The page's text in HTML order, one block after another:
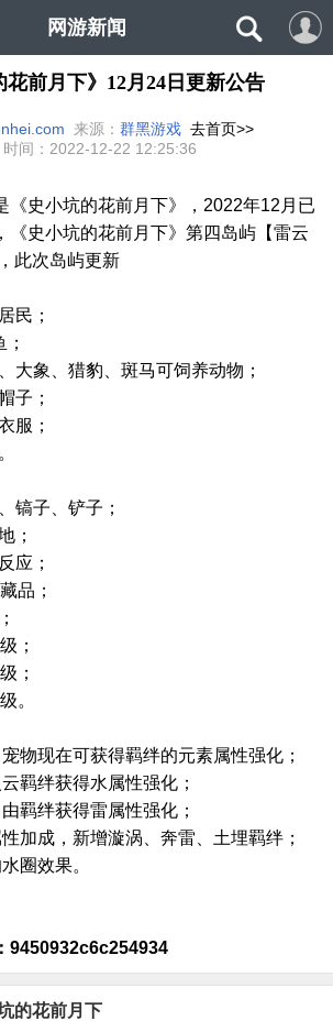
网游新闻
花前月下》12月24日更新公告
来源： 群黑游戏 去首页>>
间： 2022-12-22 12:25:36
《史小坑的花前月下》， 2022年12月已
《史小坑的花前月下》第四岛屿【雷云
此次岛屿更新
民；
大象、猎豹、斑马可饲养动物；
子；
服；
镐子、铲子；
；
应；
品；
；
；
。
物现在可获得羁绊的元素属性强化；
羁绊获得水属性强化；
羁绊获得雷属性强化；
加成，新增漩涡、奔雷、土埋羁绊；
圈效果。
9450932c6c254934
的花前月下